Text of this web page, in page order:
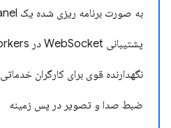
به صورت برنامه ریزی شده یک Sidepanel را باز کنید
پشتیبانی WebSocket در Service Workers
نگهدارنده قوی برای کارگران خدماتی
ضبط صدا و تصویر در پس زمینه